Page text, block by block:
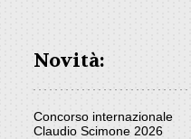
Novità:
Concorso internazionale
Claudio Scimone 2026